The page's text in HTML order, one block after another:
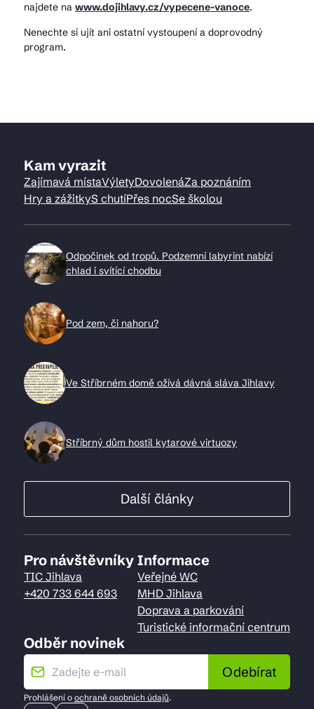
najdete na www.dojihlavy.cz/vypecene-vanoce.
Nenechte si ujít ani ostatní vystoupení a doprovodný
program.
Kam vyrazit
Zajímavá místaVýletyDovolenáZa poznáním
Hry a zážitkyS chutíPřes nocSe školou
Odpočinek od tropů. Podzemní labyrint nabízí
chlad i svítící chodbu
Pod zem, či nahoru?
Ve Stříbrném domě ožívá dávná sláva Jihlavy
Stříbrný dům hostil kytarové virtuozy
Další články
Pro návštěvníky
TIC Jihlava
+420 733 644 693
Informace
Veřejné WC
MHD Jihlava
Doprava a parkování
Turistické informační centrum
Odběr novinek
Odebírat
Prohlášení o ochraně osobních údajů.